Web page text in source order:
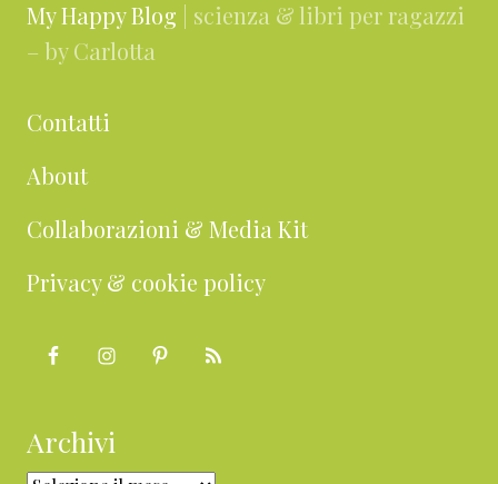
My Happy Blog | scienza & libri per ragazzi
– by Carlotta
Contatti
About
Collaborazioni & Media Kit
Privacy & cookie policy
Archivi